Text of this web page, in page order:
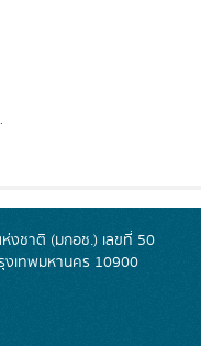
งชาติ (มกอช.) เลขที่ 50
งเทพมหานคร 10900